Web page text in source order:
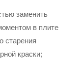
заменить
в плите
старения
краски;